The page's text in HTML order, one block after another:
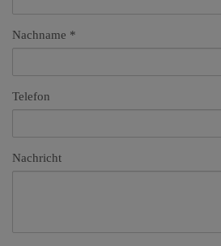
Nachname
Telefon
Nachricht